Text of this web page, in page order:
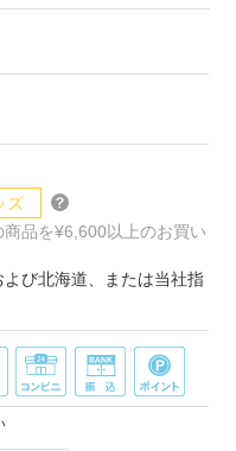
ズ
商品を¥6,600以上のお買い
び北海道、または当社指